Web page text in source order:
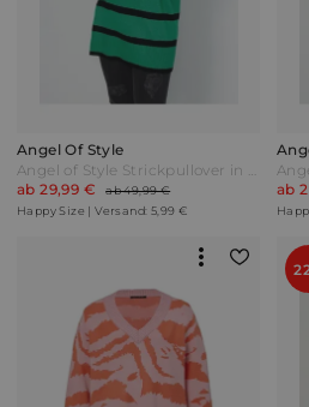
Angel Of Style
Angel of Style Strickpullover in Ringeloptik Grün/Schwarz
ab 29,99 €
ab 49,99 €
Happy Size | Versand: 5,99 €
ab